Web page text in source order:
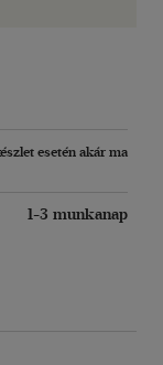
esetén akár ma
1-3 munkanap